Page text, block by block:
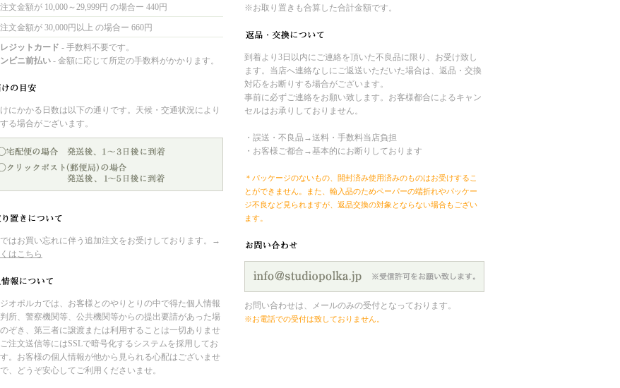
文金額が 10,000～29,999円 の場合ー 440円
文金額が 30,000円以上 の場合ー 660円
レジットカード - 手数料不要です。
ンビニ前払い - 金額に応じて所定の手数料がかかります。
にかかる日数は以下の通りです。天候・交通状況により
る場合がございます。
はお買い忘れに伴う追加注文をお受けしております。→
はこちら
オポルカでは、お客様とのやりとりの中で得た個人情報
所、警察機関等、公共機関等からの提出要請があった場
ぞき、第三者に譲渡または利用することは一切ありませ
注文送信等にはSSLで暗号化するシステムを採用してお
。お客様の個人情報が他から見られる心配はございませ
、どうぞ安心してご利用くださいませ。
※お取り置きも合算した合計金額です。
到着より3日以内にご連絡を頂いた不良品に限り、お受け致し
ます。当店へ連絡なしにご返送いただいた場合は、返品・交換
対応をお断りする場合がございます。
事前に必ずご連絡をお願い致します。お客様都合によるキャン
セルはお承りしておりません。
・誤送・不良品→送料・手数料当店負担
・お客様ご都合→基本的にお断りしております
＊パッケージのないもの、開封済み使用済みのものはお受けするこ
とができません。また、輸入品のためペーパーの端折れやパッケー
ジ不良など見られますが、返品交換の対象とならない場合もござい
ます。
お問い合わせは、メールのみの受付となっております。
※お電話での受付は致しておりません。